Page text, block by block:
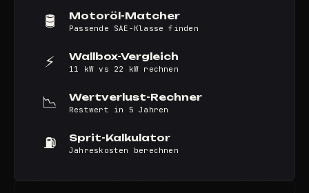
🛢️ Motoröl-Matcher
Passende SAE-Klasse finden
⚡ Wallbox-Vergleich
11 kW vs 22 kW rechnen
📉 Wertverlust-Rechner
Restwert in 5 Jahren
⛽ Sprit-Kalkulator
Jahreskosten berechnen